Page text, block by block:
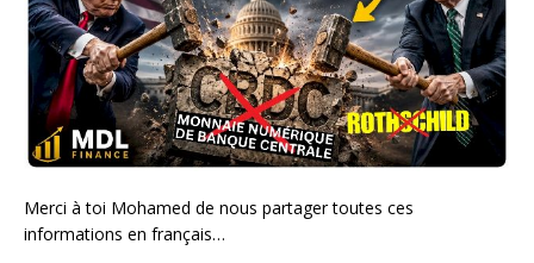
Merci à toi Mohamed de nous partager toutes ces
informations en français…